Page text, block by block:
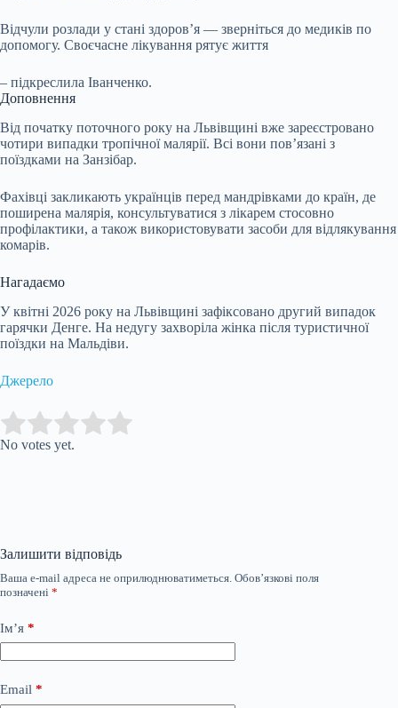
Відчули розлади у стані здоров’я — зверніться до медиків по
допомогу. Своєчасне лікування рятує життя
– підкреслила Іванченко.
Доповнення
Від початку поточного року на Львівщині вже зареєстровано
чотири випадки тропічної малярії. Всі вони пов’язані з
поїздками на Занзібар.
Фахівці закликають українців перед мандрівками до країн, де
поширена малярія, консультуватися з лікарем стосовно
профілактики, а також використовувати засоби для відлякування
комарів.
Нагадаємо
У квітні 2026 року на Львівщині зафіксовано другий випадок
гарячки Денге. На недугу захворіла жінка після туристичної
поїздки на Мальдіви.
Джерело
Rate this item:
No votes yet.
Залишити відповідь
Ваша e-mail адреса не оприлюднюватиметься. Обов’язкові поля
позначені *
Ім’я *
Email *